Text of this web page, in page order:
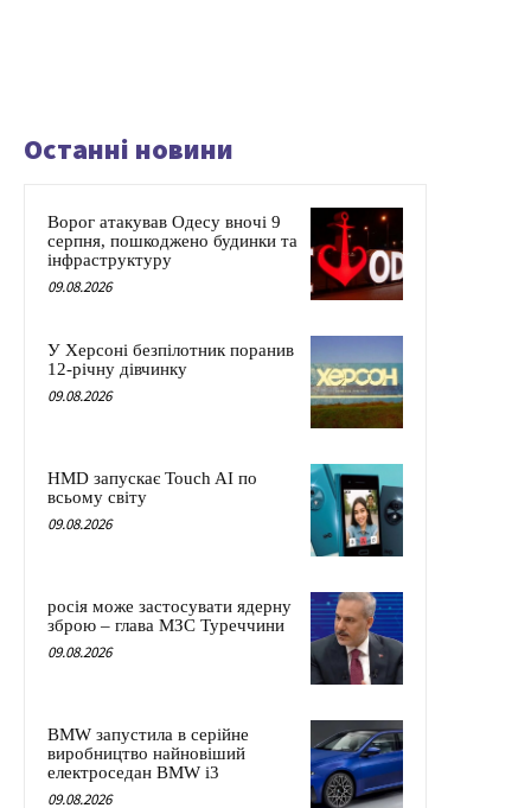
Останні новини
Ворог атакував Одесу вночі 9
серпня, пошкоджено будинки та
інфраструктуру
09.08.2026
У Херсоні безпілотник поранив
12-річну дівчинку
09.08.2026
HMD запускає Touch AI по
всьому світу
09.08.2026
росія може застосувати ядерну
зброю – глава МЗС Туреччини
09.08.2026
BMW запустила в серійне
виробництво найновіший
електроседан BMW i3
09.08.2026